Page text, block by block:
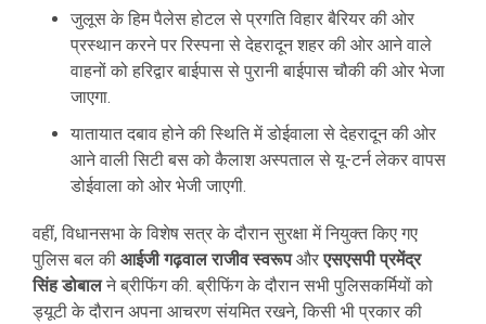
जुलूस के हिम पैलेस होटल से प्रगति विहार बैरियर की ओर
प्रस्थान करने पर रिस्पना से देहरादून शहर की ओर आने वाले
वाहनों को हरिद्वार बाईपास से पुरानी बाईपास चौकी की ओर भेजा
जाएगा.
यातायात दबाव होने की स्थिति में डोईवाला से देहरादून की ओर
आने वाली सिटी बस को कैलाश अस्पताल से यू-टर्न लेकर वापस
डोईवाला को ओर भेजी जाएगी.
वहीं, विधानसभा के विशेष सत्र के दौरान सुरक्षा में नियुक्त किए गए
पुलिस बल की आईजी गढ़वाल राजीव स्वरूपऔरएसएसपी प्रमेंद्र
सिंह डोबालने ब्रीफिंग की. ब्रीफिंग के दौरान सभी पुलिसकर्मियों को
ड्यूटी के दौरान अपना आचरण संयमित रखने, किसी भी प्रकार की